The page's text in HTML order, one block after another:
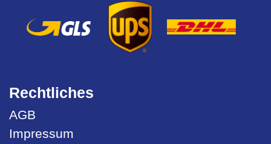
Rechtliches
AGB
Impressum